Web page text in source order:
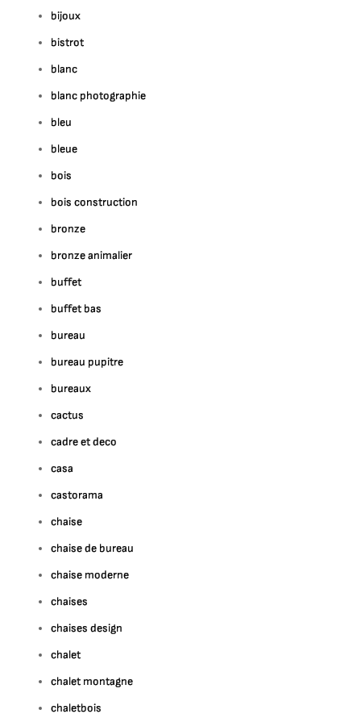
bijoux
bistrot
blanc
blanc photographie
bleu
bleue
bois
bois construction
bronze
bronze animalier
buffet
buffet bas
bureau
bureau pupitre
bureaux
cactus
cadre et deco
casa
castorama
chaise
chaise de bureau
chaise moderne
chaises
chaises design
chalet
chalet montagne
chaletbois